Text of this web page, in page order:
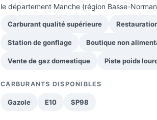
le département Manche (région Basse-
Carburant qualité supérieure
Station de gonflage Boutique non
Vente de gaz domestique Piste poids
CARBURANTS DISPONIBLES
Gazole E10 SP98